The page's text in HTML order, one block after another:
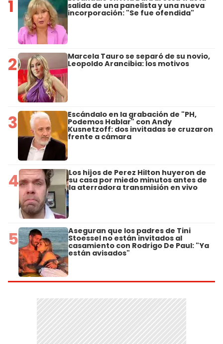
1 salida de una panelista y una nueva
incorporación: "Se fue ofendida"
2 Marcela Tauro se separó de su novio,
Leopoldo Arancibia: los motivos
3 Escándalo en la grabación de "PH,
Podemos Hablar" con Andy
Kusnetzoff: dos invitadas se cruzaron
frente a cámara
4 Los hijos de Perez Hilton huyeron de
su casa por miedo minutos antes de
la aterradora transmisión en vivo
5 Aseguran que los padres de Tini
Stoessel no están invitados al
casamiento con Rodrigo De Paul: "Ya
están avisados"